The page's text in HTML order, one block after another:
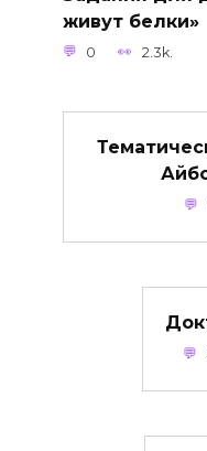
живут белки»
0 2.3k.